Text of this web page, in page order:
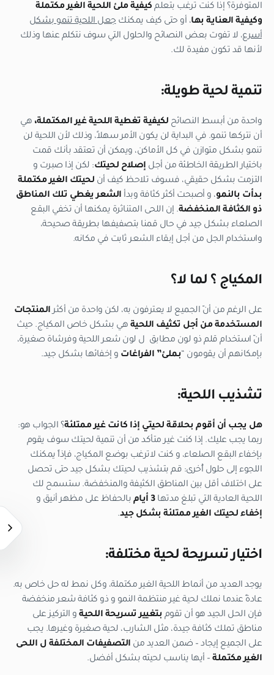
المتوفرة؟ إذا كنت ترغب بتعلم كيفية ملئ اللحية الغير مكتملة
وكيفية العناية بها، أو حتى كيف يمكنكجعل اللحية تنمو بشكل
أسرع، لا تفوت بعض النصائح والحلول التي سوف نتكلم عنها وذلك
لأنها قد تكون مفيدة لك.
تنمية لحية طويلة:
واحدة من أبسط النصائح لكيفية تغطية اللحية غير المكتملة، هي
أن نتركها تنمو. في البداية لن يكون الأمر سهلاً، وذلك لأن اللحية لن
تنمو بشكل متوازن في كل الأماكن، ويمكن أن تعتقد بأنك قمت
باختيار الطريقة الخاطئة من أجل إصلاح لحيتك: لكن إذا صبرت و
التزمت بشكل حقيقي، فسوف تلاحظ كيف أن لحيتك الغير مكتملة
بدأت بالنمو، و أصبحت أكثر كثافة وبدأ الشعر يغطي تلك المناطق
ذو الكثافة المنخفضة. إن اللحى المتناثرة يمكنها أن تخفي البقع
الصلعاء بشكل جيد في حال قمنا بتصفيفها بطريقة صحيحة،
واستخدام الجل من أجل إبقاء الشعر ثابت في مكانه.
المكياج ؟ لما لا؟
على الرغم من أنّ الجميع لا يعترفون به، لكن واحدة من أكثر المنتجات
المستخدمة من أجل تكثيف اللحية هي بشكل خاص المكياج. حيث
أنّ استخدام قلم ذو لون مطابق ل لون شعر اللحية وفرشاة صغيرة،
بإمكانهم أن يقومون “بملئ” الفراغات و إخفائها بشكل جيد.
تشذيب اللحية:
هل يجب أن أقوم بحلاقة لحيتي إذا كانت غير ممتلئة؟ الجواب هو:
ربما يجب عليك. إذا كنت غير متأكد من أن تنمية لحيتك سوف يقوم
بإخفاء البقع الصلعاء، و كنت لاترغب بوضع المكياج، فإذاً يمكنك
اللجوء إلى حلول أُخرى: قم بتشذيب لحيتك بشكل جيد حتى تحصل
على اختلاف أقل بين المناطق الكثيفة والمنخفضة. ستسمح لك
اللحية العادية التي تبلغ مدتها3 أيام
بالحفاظ على مظهر أنيق و
إخفاء لحيتك الغير ممتلئة بشكل جيد.
اختيار تسريحة لحية مختلفة:
يوجد العديد من أنماط اللحية الغير مكتملة، وكل نمط له حل خاص به.
عادةً عندما نملك لحية غير منتظمة النمو و ذو كثافة شعر منخفضة
فإن الحل الجيد هو أن تقوم بتغيير تسريحة اللحية و التركيز على
مناطق تملك كثافة جيدة، مثل الشارب، لحية صغيرة وغيرها. يجب
على الجميع إيجاد – ضمن العديد من التصفيفات المختلفة ل اللحى
الغير مكتملة – أيها يناسب لحيته بشكل أفضل.